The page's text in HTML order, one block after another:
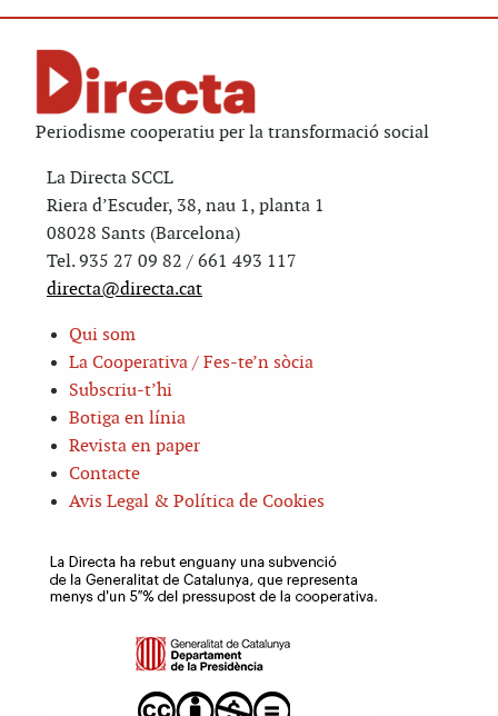
Periodisme cooperatiu per la transformació social
La Directa SCCL
Riera d’Escuder, 38, nau 1, planta 1
08028 Sants (Barcelona)
Tel. 935 27 09 82 / 661 493 117
directa@directa.cat
Qui som
La Cooperativa / Fes-te’n sòcia
Subscriu-t’hi
Botiga en línia
Revista en paper
Contacte
Avis Legal & Política de Cookies